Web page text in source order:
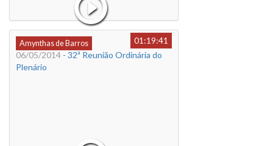
Amynthas de Barros
01:19:41
06/05/2014 - 32ª Reunião Ordinária do
Plenário